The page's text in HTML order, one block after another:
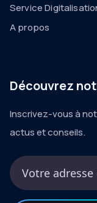
Service
A propos
Découvrez
Inscrivez-vous à
actus et conseils.